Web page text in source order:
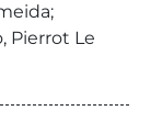
Pierrot Le